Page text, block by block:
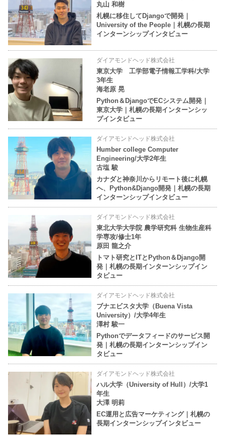
丸山 和樹
札幌に移住してDjangoで開発｜
University of the People｜札幌の長期
インターンシップインタビュー
ダイアモンドヘッド株式会社
東京大学 工学部電子情報工学科/大学
3年生
海老原 晃
Python＆DjangoでECシステム開発｜
東京大学｜札幌の長期インターンシッ
プインタビュー
ダイアモンドヘッド株式会社
Humber college Computer
Engineering/大学2年生
古塩 駿
カナダと神奈川からリモート後に札幌
へ、Python&Django開発｜札幌の長期
インターンシップインタビュー
ダイアモンドヘッド株式会社
東北大学大学院 農学研究科 生物生産科
学専攻/修士1年
原田 龍之介
トマト研究とITとPython＆Django開
発｜札幌の長期インターンシップイン
タビュー
ダイアモンドヘッド株式会社
ブナエビスタ大学（Buena Vista
University）/大学4年生
澤村 駿一
Pythonでデータフィードのサービス開
発｜札幌の長期インターンシップイン
タビュー
ダイアモンドヘッド株式会社
ハル大学（University of Hull）/大学1
年生
大澤 明莉
EC運用と広告マーケティング｜札幌の
長期インターンシップインタビュー